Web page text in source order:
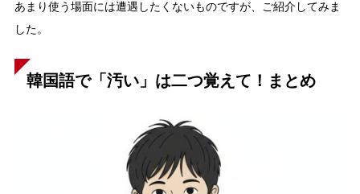
あまり使う場面には遭遇したくないものですが、ご紹介してみま
した。
韓国語で「汚い」は二つ覚えて！まとめ